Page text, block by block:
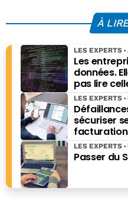
À
Les
données.
pas lire
déjà.
LES EXPERTS
sécuriser
LES EXPERTS
Passer du
LES EXPERTS